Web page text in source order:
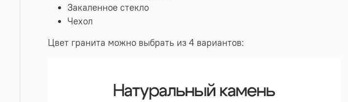
Закаленное стекло
Чехол
Цвет гранита можно выбрать из 4 вариантов: